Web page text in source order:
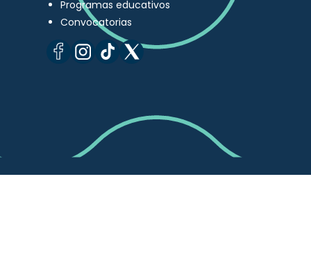
Programas educativos
Convocatorias